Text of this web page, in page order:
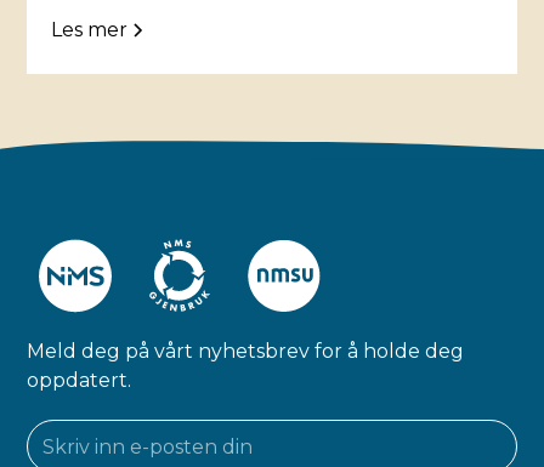
Les mer
Meld deg på vårt nyhetsbrev for å holde deg
oppdatert.